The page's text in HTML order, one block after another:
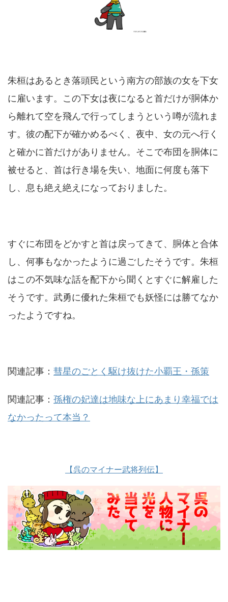
朱桓はあるとき落頭民という南方の部族の女を下女
に雇います。この下女は夜になると首だけが胴体か
ら離れて空を飛んで行ってしまうという噂が流れま
す。彼の配下が確かめるべく、夜中、女の元へ行く
と確かに首だけがありません。そこで布団を胴体に
被せると、首は行き場を失い、地面に何度も落下
し、息も絶え絶えになっておりました。
すぐに布団をどかすと首は戻ってきて、胴体と合体
し、何事もなかったように過ごしたそうです。朱桓
はこの不気味な話を配下から聞くとすぐに解雇した
そうです。武勇に優れた朱桓でも妖怪には勝てなか
ったようですね。
関連記事： 彗星のごとく駆け抜けた小覇王・孫策
関連記事： 孫権の妃達は地味な上にあまり幸福では
なかったって本当？
【呉のマイナー武将列伝】